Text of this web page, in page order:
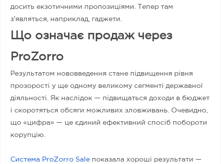
досить екзотичними пропозиціями. Тепер там
з'являться, наприклад, гаджети.
Що означає продаж через
ProZorro
Результатом нововведення стане підвищення рівня
прозорості у ще одному великому сегменті державної
діяльності. Як наслідок — підвищаться доходи в бюджет
і скоротяться обсяги можливих зловживань. Очевидно,
що «цифра» — це єдиний ефективний спосіб побороти
корупцію.
Система ProZorro Sale показала хороші результати —